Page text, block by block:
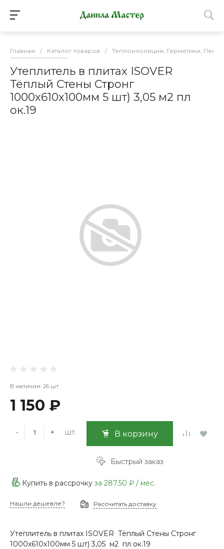
Главная / Каталог товаров / Теплоизоляция, Герметики, Пена
Утеплитель в плитах ISOVER
Тёплый Стены Стронг
1000х610х100мм 5 шт) 3,05 м2 пл
ок.19
В наличии: 26 шт
1 150 ₽
- + шт. В корзину
Быстрый заказ
Купить в рассрочку за 287.50 ₽ / мес.
Нашли дешевле? Рассчитать доставку
Утеплитель в плитах ISOVER Тёплый Стены Стронг
1000х610х100мм 5 шт) 3,05 м2 пл ок.19